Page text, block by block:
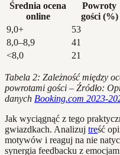
Średnia ocena
online
Powroty
gości (%)
9,0+
53
8,0–8,9
41
<8,0
21
Tabela 2: Zależność między
powrotami gości – Źródło:
danych Booking.com 2023-
Jak wyciągnąć z tego
gwiazdkach. Analizuj treść
motywów i reaguj na nie
synergia feedbacku z